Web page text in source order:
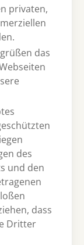
privaten,
das
des
und den
dass
Dritter